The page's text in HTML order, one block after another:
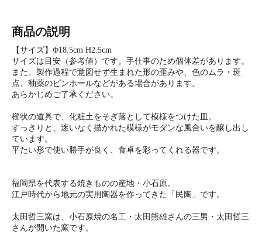
商品の説明
【サイズ】Φ18.5cm H2.5cm
サイズは目安（参考値）です。手仕事のため個体差があります。
また、製作過程で意図せず生まれた形の歪みや、色のムラ・斑
点、釉薬のピンホールなどがある場合があります。
あらかじめご了承ください。
櫛状の道具で、化粧土をそぎ落として模様をつけた皿。
すっきりと、迷いなく描かれた模様がモダンな風合いを醸し出し
ています。
平たい形で使い勝手が良く、食卓を彩ってくれる器です。
福岡県を代表する焼きものの産地・小石原。
江戸時代から地元の実用陶器を作ってきた「民陶」です。
太田哲三窯は、小石原焼の名工・太田熊雄さんの三男・太田哲三
さんが開いた窯です。